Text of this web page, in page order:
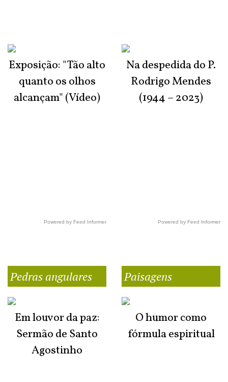
Exposição: "Tão alto
quanto os olhos
alcançam" (Vídeo)
Powered by Feed Informer
Na despedida do P.
Rodrigo Mendes
(1944 – 2023)
Powered by Feed Informer
Pedras angulares
Em louvor da paz:
Sermão de Santo
Agostinho
Paisagens
O humor como
fórmula espiritual